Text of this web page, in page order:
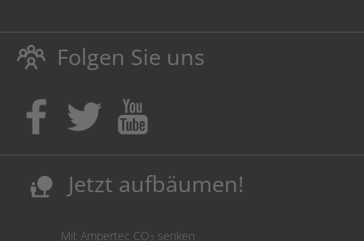
LebenslangeHausmarke Garantieauf Toner und Tinte
schützt auch Ihren Drucker.
Umweltfreundlich dadurch Abfallvermeidung.
Kaufen Sie Tinte & Toner ruhig da, wo Ihre Kinder einen
Ausbildungsplatz bekommen!
Kosten senken, Ressourcen schonen.
Folgen Sie uns
nature_people Jetzt aufbäumen!
Mit Ampertec CO senken